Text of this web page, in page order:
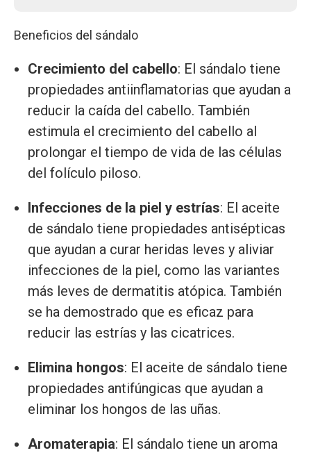
Beneficios del sándalo
Crecimiento del cabello: El sándalo tiene
propiedades antiinflamatorias que ayudan a
reducir la caída del cabello. También
estimula el crecimiento del cabello al
prolongar el tiempo de vida de las células
del folículo piloso.
Infecciones de la piel y estrías: El aceite
de sándalo tiene propiedades antisépticas
que ayudan a curar heridas leves y aliviar
infecciones de la piel, como las variantes
más leves de dermatitis atópica. También
se ha demostrado que es eficaz para
reducir las estrías y las cicatrices.
Elimina hongos: El aceite de sándalo tiene
propiedades antifúngicas que ayudan a
eliminar los hongos de las uñas.
Aromaterapia: El sándalo tiene un aroma